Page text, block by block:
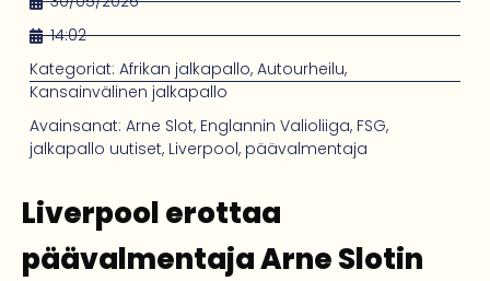
14:02
Kategoriat: Afrikan jalkapallo, Autourheilu,
Kansainvälinen jalkapallo
Avainsanat: Arne Slot, Englannin Valioliiga, FSG,
jalkapallo uutiset, Liverpool, päävalmentaja
Liverpool erottaa
päävalmentaja Arne Slotin